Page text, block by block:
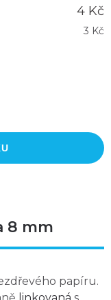
4 Kč
3 Kč
8 mm
papíru.
linkovaná s